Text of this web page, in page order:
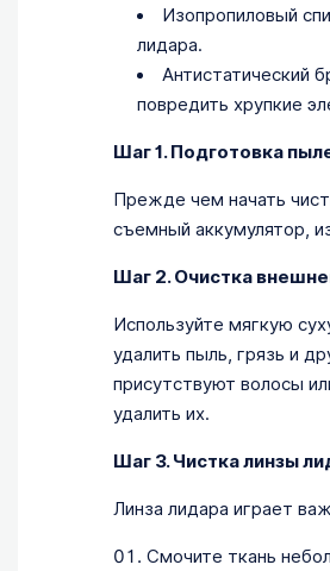
Изопропиловый
лидара.
Антистатический
повредить хрупкие
Шаг 1. Подготовка
Прежде чем начать
съемный аккумулятор,
Шаг 2. Очистка
Используйте мягкую
удалить пыль, грязь и
присутствуют волосы
удалить их.
Шаг 3. Чистка линзы
Линза лидара играет
Смочите ткань